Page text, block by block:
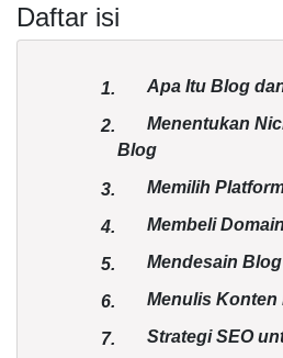
Daftar isi
1. Apa Itu Blog
2.
Menentukan
Blog
3. Memilih
4. Membeli
5. Mendesain
6. Menulis Konten
7. Strategi SEO